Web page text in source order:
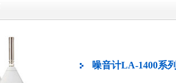
噪音计LA-1400系列